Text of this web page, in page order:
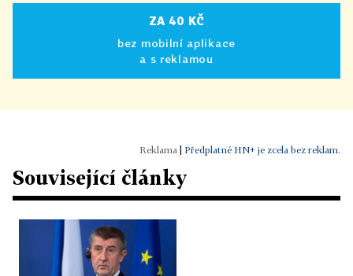
ZA 40 KČ
bez mobilní aplikace
a s reklamou
Předplatné HN+ je zcela bez reklam.
Související články